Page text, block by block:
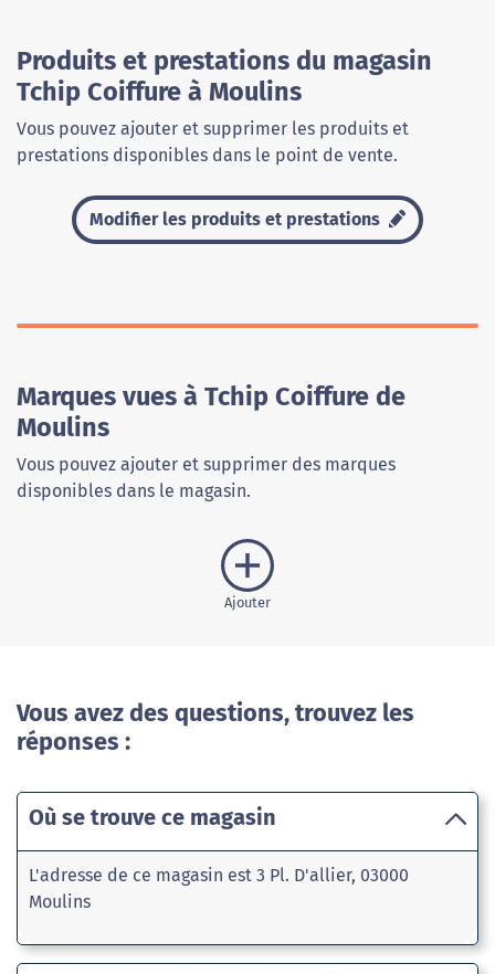
Produits et prestations du magasin
Tchip Coiffure à Moulins
Vous pouvez ajouter et supprimer les produits et
prestations disponibles dans le point de vente.
Modifier les produits et prestations
Marques vues à Tchip Coiffure de
Moulins
Vous pouvez ajouter et supprimer des marques
disponibles dans le magasin.
Ajouter
Vous avez des questions, trouvez les
réponses :
Où se trouve ce magasin
L'adresse de ce magasin est 3 Pl. D'allier, 03000
Moulins